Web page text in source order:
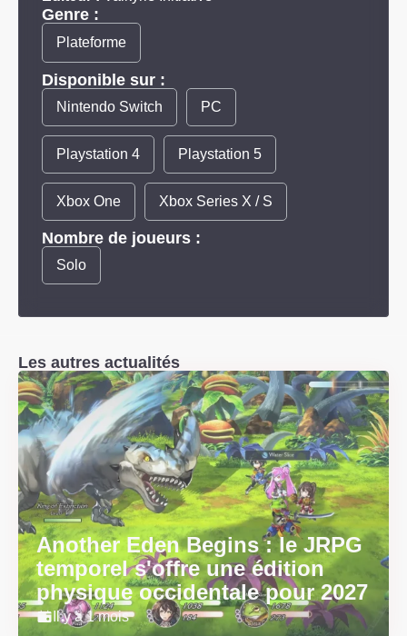
Genre :
Plateforme
Disponible sur :
Nintendo Switch PC
Playstation 4 Playstation 5
Xbox One Xbox Series X / S
Nombre de joueurs :
Solo
Les autres actualités
Another Eden Begins : le JRPG
temporel s'offre une édition
physique occidentale pour 2027
Il y a 1 mois